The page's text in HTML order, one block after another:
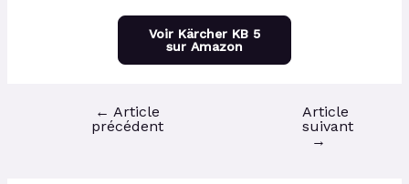
Voir Kärcher KB 5
sur Amazon
← Article
précédent
Article
suivant
→